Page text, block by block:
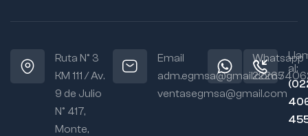
Ruta N° 3
KM 111 / Av.
9 de Julio
N° 417,
Monte,
Email
adm.egmsa@gmail.com /
ventasegmsa@gmail.com
Whatsapp
al: